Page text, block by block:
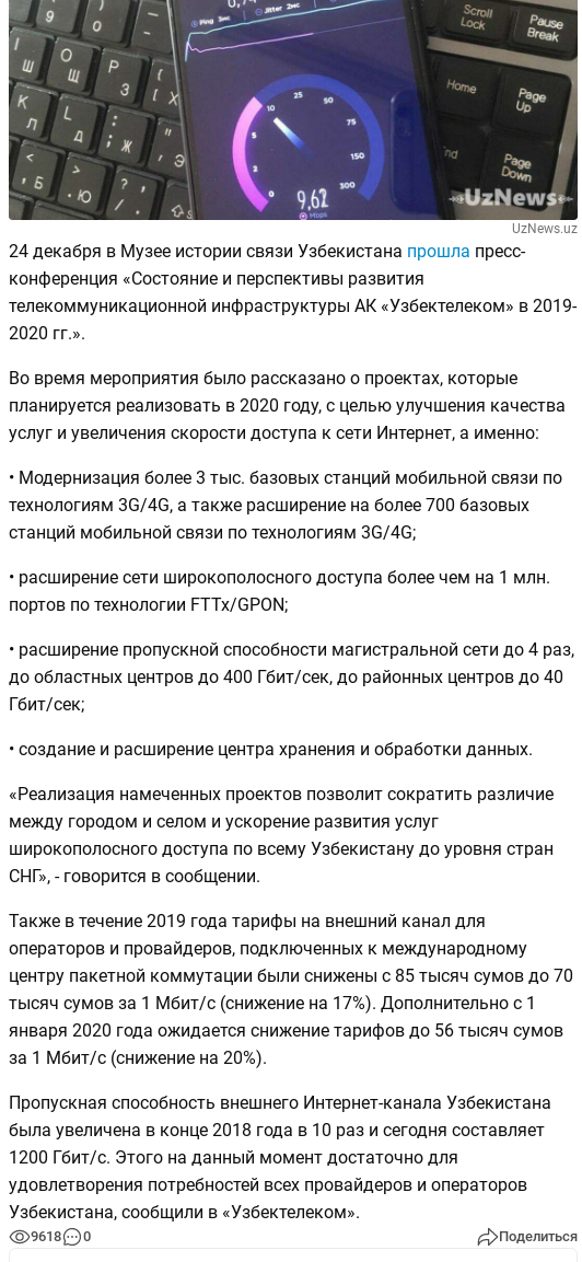
UzNews.uz
24 декабря в Музее истории связи Узбекистана прошла пресс-
конференция «Состояние и перспективы развития
телекоммуникационной инфраструктуры АК «Узбектелеком» в 2019-
2020 гг.».
Во время мероприятия было рассказано о проектах, которые
планируется реализовать в 2020 году, с целью улучшения качества
услуг и увеличения скорости доступа к сети Интернет, а именно:
• Модернизация более 3 тыс. базовых станций мобильной связи по
технологиям 3G/4G, а также расширение на более 700 базовых
станций мобильной связи по технологиям 3G/4G;
• расширение сети широкополосного доступа более чем на 1 млн.
портов по технологии FTTx/GPON;
• расширение пропускной способности магистральной сети до 4 раз,
до областных центров до 400 Гбит/сек, до районных центров до 40
Гбит/сек;
• создание и расширение центра хранения и обработки данных.
«Реализация намеченных проектов позволит сократить различие
между городом и селом и ускорение развития услуг
широкополосного доступа по всему Узбекистану до уровня стран
СНГ», - говорится в сообщении.
Также в течение 2019 года тарифы на внешний канал для
операторов и провайдеров, подключенных к международному
центру пакетной коммутации были снижены с 85 тысяч сумов до 70
тысяч сумов за 1 Мбит/с (снижение на 17%). Дополнительно с 1
января 2020 года ожидается снижение тарифов до 56 тысяч сумов
за 1 Мбит/с (снижение на 20%).
Пропускная способность внешнего Интернет-канала Узбекистана
была увеличена в конце 2018 года в 10 раз и сегодня составляет
1200 Гбит/с. Этого на данный момент достаточно для
удовлетворения потребностей всех провайдеров и операторов
Узбекистана, сообщили в «Узбектелеком».
9618 0 Поделиться